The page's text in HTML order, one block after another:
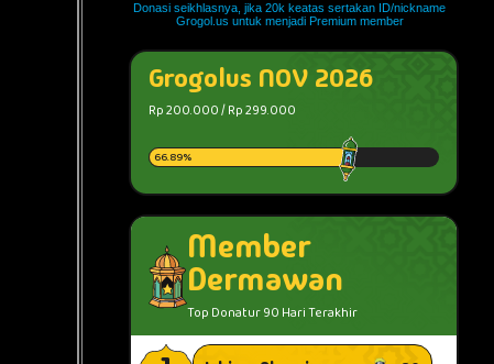
Donasi seikhlasnya, jika 20k keatas sertakan ID/nickname
Grogol.us untuk menjadi Premium member